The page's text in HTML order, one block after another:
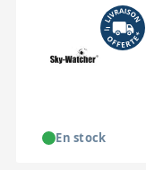
En stock